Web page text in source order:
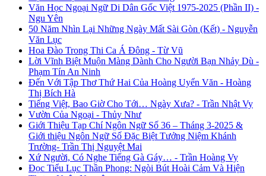
Văn Học Ngoại Ngữ Di Dân Gốc Việt 1975-2025 (Phần II) -
Ngu Yên
50 Năm Nhìn Lại Những Ngày Mất Sài Gòn (Kết) - Nguyễn
Văn Lục
Hoa Đào Trong Thi Ca Á Đông - Từ Vũ
Lời Vĩnh Biệt Muộn Màng Dành Cho Người Bạn Nhảy Dù -
Phạm Tín An Ninh
Đến Với Tập Thơ Thứ Hai Của Hoàng Uyển Văn - Hoàng
Thị Bích Hà
Tiếng Việt, Bao Giờ Cho Tới… Ngày Xưa? - Trần Nhật Vy
Vườn Của Ngoại - Thủy Như
Giới Thiệu Tạp Chí Ngôn Ngữ Số 36 – Tháng 3-2025 &
Giới thiệu Ngôn Ngữ Số Đặc Biệt Tưởng Niệm Khánh
Trường- Trần Thị Nguyệt Mai
Xứ Người, Có Nghe Tiếng Gà Gáy… - Trần Hoàng Vy
Đọc Tiểu Lục Thần Phong: Ngòi Bút Hoài Cảm Và Hiện